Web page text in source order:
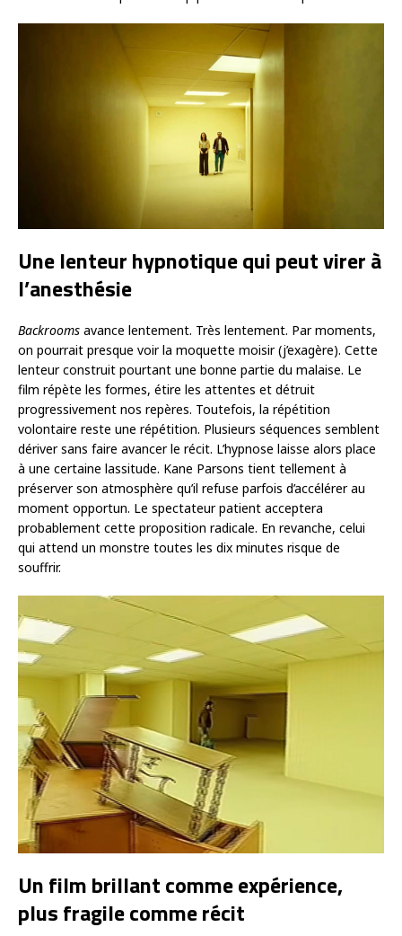
Une lenteur hypnotique qui peut virer à
l’anesthésie
Backrooms avance lentement. Très lentement. Par moments,
on pourrait presque voir la moquette moisir (j’exagère). Cette
lenteur construit pourtant une bonne partie du malaise. Le
film répète les formes, étire les attentes et détruit
progressivement nos repères. Toutefois, la répétition
volontaire reste une répétition. Plusieurs séquences semblent
dériver sans faire avancer le récit. L’hypnose laisse alors place
à une certaine lassitude. Kane Parsons tient tellement à
préserver son atmosphère qu’il refuse parfois d’accélérer au
moment opportun. Le spectateur patient acceptera
probablement cette proposition radicale. En revanche, celui
qui attend un monstre toutes les dix minutes risque de
souffrir.
Un film brillant comme expérience,
plus fragile comme récit